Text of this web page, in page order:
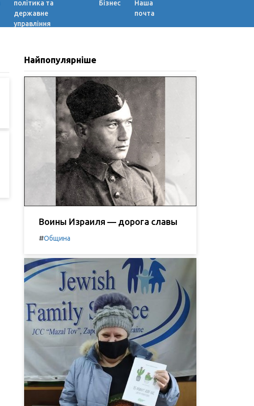
політика та
державне
управління
Бізнес
Наша
почта
Найпопулярніше
Воины Израиля — дорога славы
#Община